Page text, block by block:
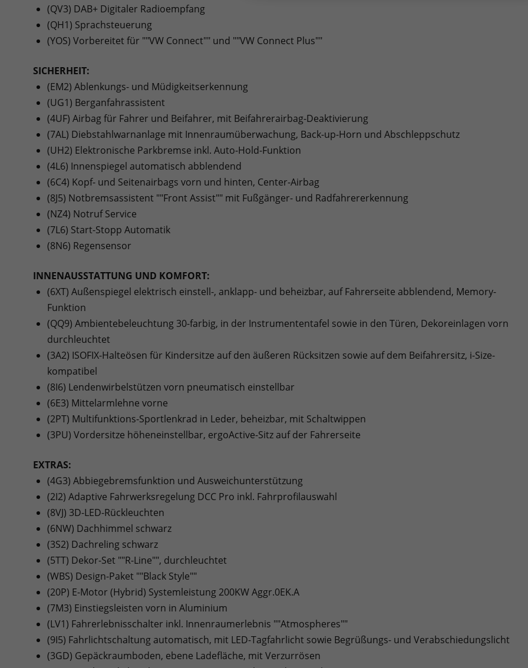
(QV3) DAB+ Digitaler Radioempfang
(QH1) Sprachsteuerung
(YOS) Vorbereitet für ""VW Connect"" und ""VW Connect Plus""
SICHERHEIT:
(EM2) Ablenkungs- und Müdigkeitserkennung
(UG1) Berganfahrassistent
(4UF) Airbag für Fahrer und Beifahrer, mit Beifahrerairbag-Deaktivierung
(7AL) Diebstahlwarnanlage mit Innenraumüberwachung, Back-up-Horn und Abschleppschutz
(UH2) Elektronische Parkbremse inkl. Auto-Hold-Funktion
(4L6) Innenspiegel automatisch abblendend
(6C4) Kopf- und Seitenairbags vorn und hinten, Center-Airbag
(8J5) Notbremsassistent ""Front Assist"" mit Fußgänger- und Radfahrererkennung
(NZ4) Notruf Service
(7L6) Start-Stopp Automatik
(8N6) Regensensor
INNENAUSSTATTUNG UND KOMFORT:
(6XT) Außenspiegel elektrisch einstell-, anklapp- und beheizbar, auf Fahrerseite abblendend, Memory-
Funktion
(QQ9) Ambientebeleuchtung 30-farbig, in der Instrumententafel sowie in den Türen, Dekoreinlagen vorn
durchleuchtet
(3A2) ISOFIX-Halteösen für Kindersitze auf den äußeren Rücksitzen sowie auf dem Beifahrersitz, i-Size-
kompatibel
(8I6) Lendenwirbelstützen vorn pneumatisch einstellbar
(6E3) Mittelarmlehne vorne
(2PT) Multifunktions-Sportlenkrad in Leder, beheizbar, mit Schaltwippen
(3PU) Vordersitze höheneinstellbar, ergoActive-Sitz auf der Fahrerseite
EXTRAS:
(4G3) Abbiegebremsfunktion und Ausweichunterstützung
(2I2) Adaptive Fahrwerksregelung DCC Pro inkl. Fahrprofilauswahl
(8VJ) 3D-LED-Rückleuchten
(6NW) Dachhimmel schwarz
(3S2) Dachreling schwarz
(5TT) Dekor-Set ""R-Line"", durchleuchtet
(WBS) Design-Paket ""Black Style""
(20P) E-Motor (Hybrid) Systemleistung 200KW Aggr.0EK.A
(7M3) Einstiegsleisten vorn in Aluminium
(LV1) Fahrerlebnisschalter inkl. Innenraumerlebnis ""Atmospheres""
(9I5) Fahrlichtschaltung automatisch, mit LED-Tagfahrlicht sowie Begrüßungs- und Verabschiedungslicht
(3GD) Gepäckraumboden, ebene Ladefläche, mit Verzurrösen